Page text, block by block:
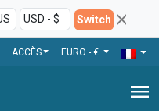
Switch
ACCÈS EURO - €
menu